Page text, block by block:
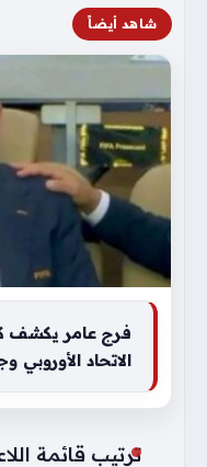
شاهد أيضاً
فرج عامر يكشف
الاتحاد الأوروبي
ترتيب قائمة